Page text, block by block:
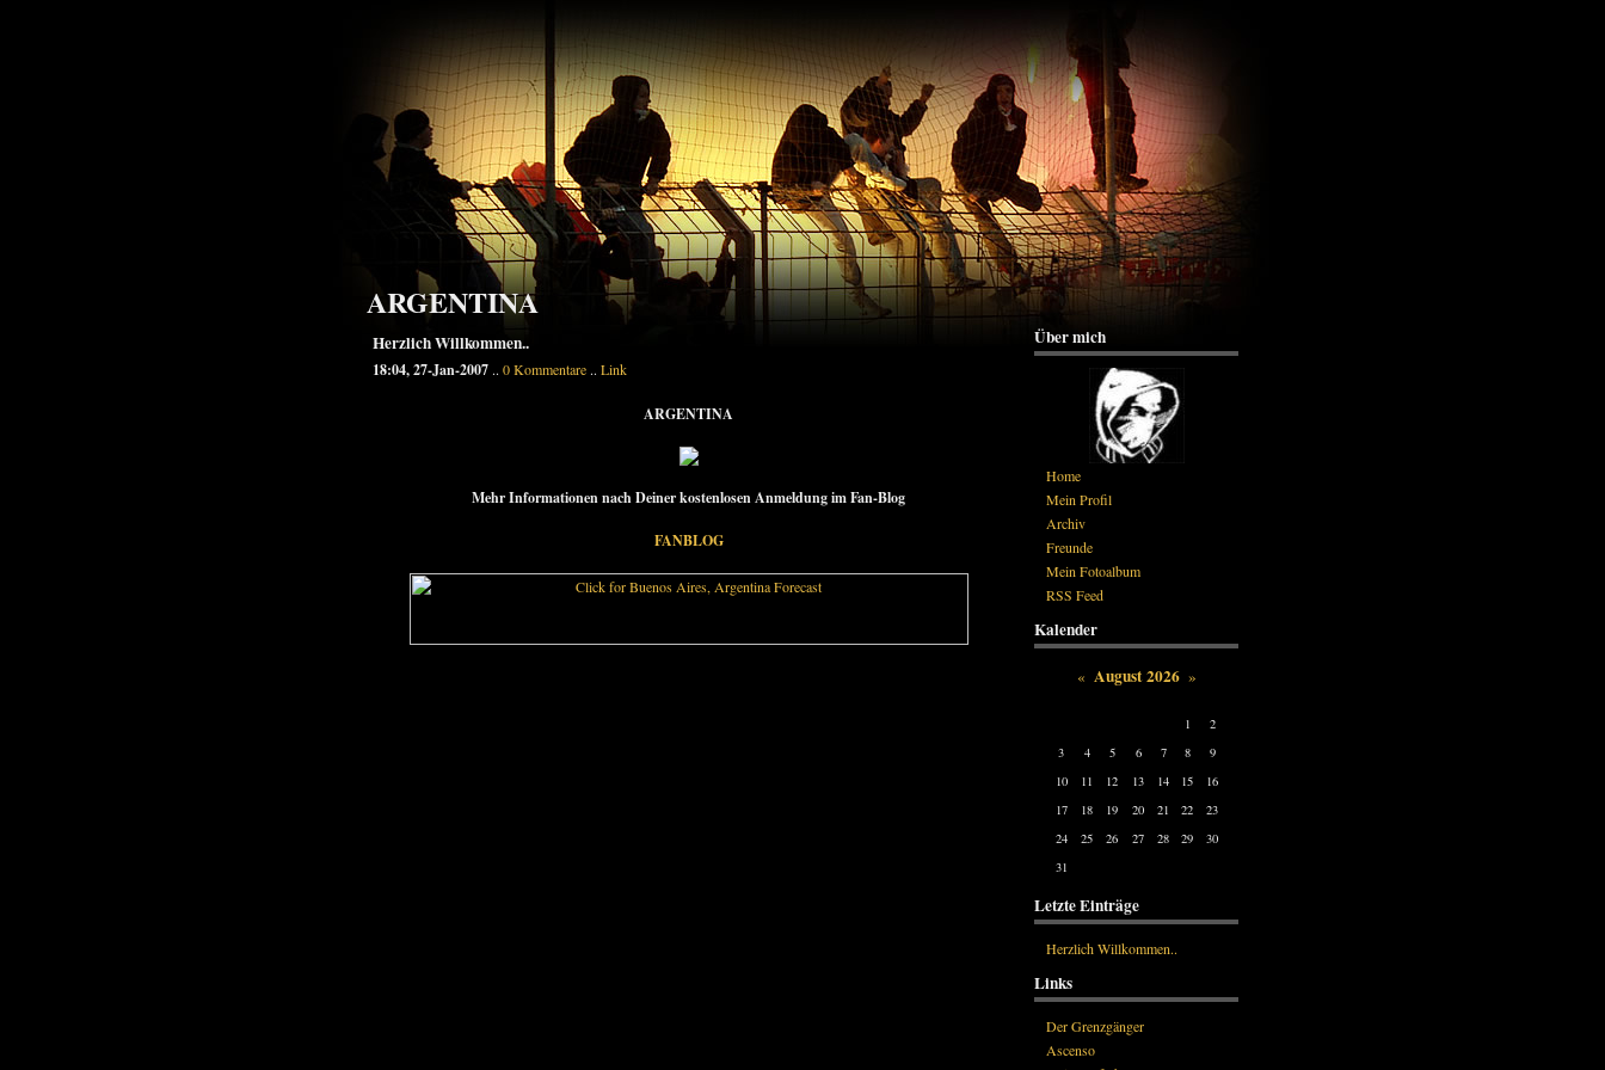
ARGENTINA
Herzlich Willkommen..
18:04, 27-Jan-2007 .. 0 Kommentare .. Link
ARGENTINA
Mehr Informationen nach Deiner kostenlosen Anmeldung im Fan-Blog
FANBLOG
Über mich
Home
Mein Profil
Archiv
Freunde
Mein Fotoalbum
RSS Feed
Kalender
« August 2026 »
1
2
3
4 5 6 7 8
9
10
11 12 13 14 15
16
17
18 19 20 21 22
23
24
25 26 27 28 29
30
31
Letzte Einträge
Herzlich Willkommen..
Links
Der Grenzgänger
Ascenso